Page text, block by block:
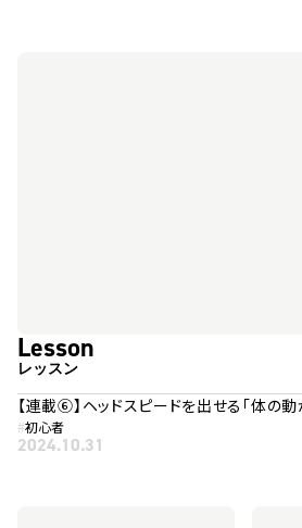
Lesson
レッスン
【連載⑥】ヘッドスピードを出せる「体の動
#初心者
2024.10.31